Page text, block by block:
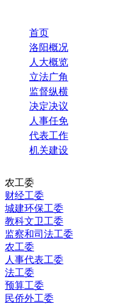
首页
洛阳概况
人大概览
立法广角
监督纵横
决定决议
人事任免
代表工作
机关建设
农工委
财经工委
城建环保工委
教科文卫工委
监察和司法工委
农工委
人事代表工委
法工委
预算工委
民侨外工委